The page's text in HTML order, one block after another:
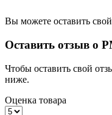
Вы можете оставить
Оставить отзыв о
Чтобы оставить свой
ниже.
Оценка товара